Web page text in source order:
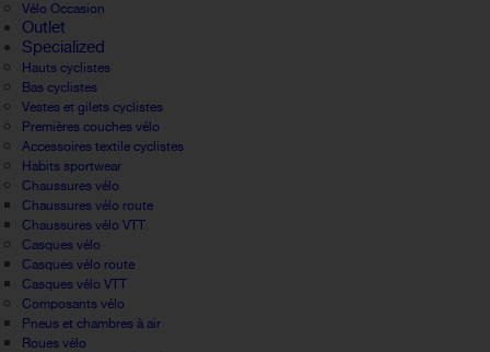
Vélo Occasion
Outlet
Specialized
Hauts cyclistes
Bas cyclistes
Vestes et gilets cyclistes
Premières couches vélo
Accessoires textile cyclistes
Habits sportwear
Chaussures vélo
Chaussures vélo route
Chaussures vélo VTT
Casques vélo
Casques vélo route
Casques vélo VTT
Composants vélo
Pneus et chambres à air
Roues vélo